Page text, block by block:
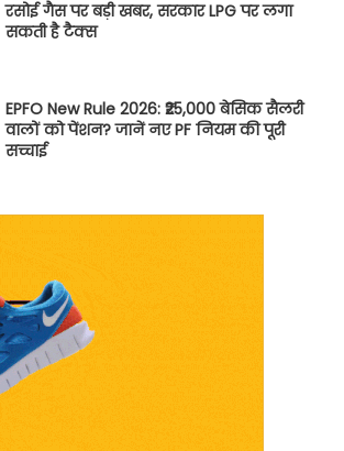
रसोई गैस पर बड़ी खबर, सरकार LPG पर लगा
सकती है टैक्स
EPFO New Rule 2026: ₹25,000 बेसिक सैलरी
वालों को पेंशन? जानें नए PF नियम की पूरी
सच्चाई